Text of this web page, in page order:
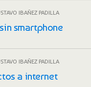
IBAÑEZ PADILLA
smartphone
IBAÑEZ PADILLA
a internet